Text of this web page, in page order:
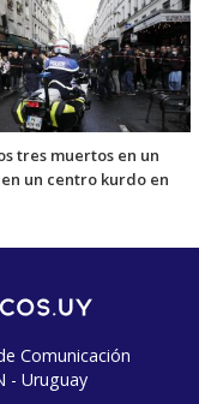
tres muertos en un
un centro kurdo en
Comunicación
- Uruguay